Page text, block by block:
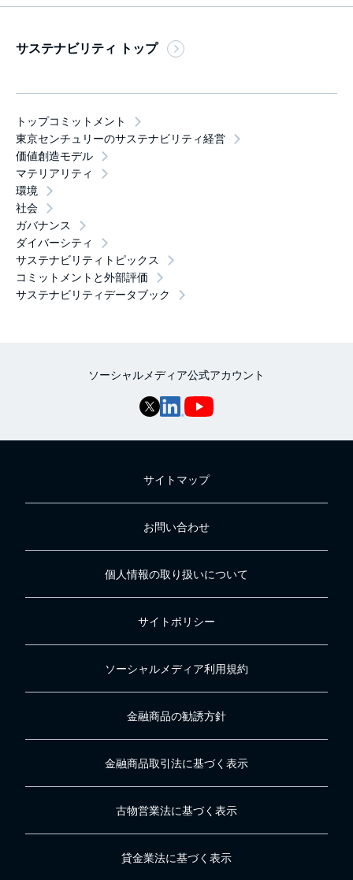
サステナビリティ トップ
トップコミットメント
東京センチュリーのサステナビリティ経営
価値創造モデル
マテリアリティ
環境
社会
ガバナンス
ダイバーシティ
サステナビリティトピックス
コミットメントと外部評価
サステナビリティデータブック
ソーシャルメディア公式アカウント
サイトマップ
お問い合わせ
個人情報の取り扱いについて
サイトポリシー
ソーシャルメディア利用規約
金融商品の勧誘方針
金融商品取引法に基づく表示
古物営業法に基づく表示
貸金業法に基づく表示